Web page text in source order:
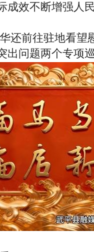
成效不断增强人
还前往驻地看望
出问题两个专项